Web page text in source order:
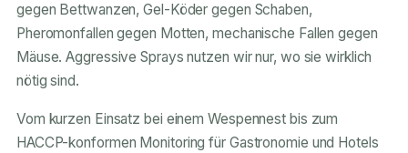
gegen Bettwanzen, Gel-Köder gegen Schaben,
Pheromonfallen gegen Motten, mechanische Fallen gegen
Mäuse. Aggressive Sprays nutzen wir nur, wo sie wirklich
nötig sind.
Vom kurzen Einsatz bei einem Wespennest bis zum
HACCP-konformen Monitoring für Gastronomie und Hotels